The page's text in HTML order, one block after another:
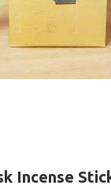
Incense